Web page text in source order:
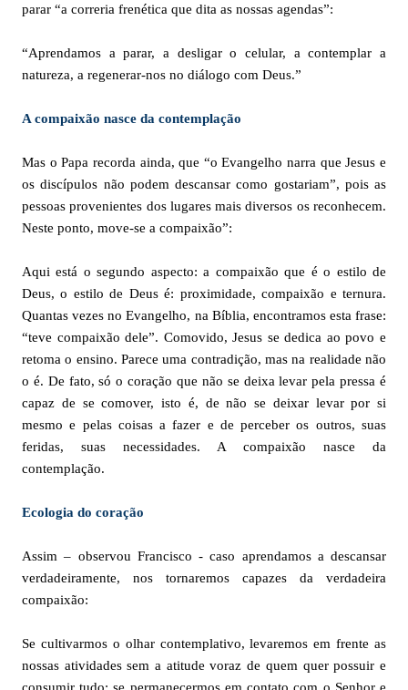
parar “a correria frenética que dita as nossas agendas”:
“Aprendamos a parar, a desligar o celular, a contemplar a
natureza, a regenerar-nos no diálogo com Deus.”
A compaixão nasce da contemplação
Mas o Papa recorda ainda, que “o Evangelho narra que Jesus e
os discípulos não podem descansar como gostariam”, pois as
pessoas provenientes dos lugares mais diversos os reconhecem.
Neste ponto, move-se a compaixão”:
Aqui está o segundo aspecto: a compaixão que é o estilo de
Deus, o estilo de Deus é: proximidade, compaixão e ternura.
Quantas vezes no Evangelho, na Bíblia, encontramos esta frase:
“teve compaixão dele”. Comovido, Jesus se dedica ao povo e
retoma o ensino. Parece uma contradição, mas na realidade não
o é. De fato, só o coração que não se deixa levar pela pressa é
capaz de se comover, isto é, de não se deixar levar por si
mesmo e pelas coisas a fazer e de perceber os outros, suas
feridas, suas necessidades. A compaixão nasce da
contemplação.
Ecologia do coração
Assim – observou Francisco - caso aprendamos a descansar
verdadeiramente, nos tornaremos capazes da verdadeira
compaixão:
Se cultivarmos o olhar contemplativo, levaremos em frente as
nossas atividades sem a atitude voraz de quem quer possuir e
consumir tudo; se permanecermos em contato com o Senhor e